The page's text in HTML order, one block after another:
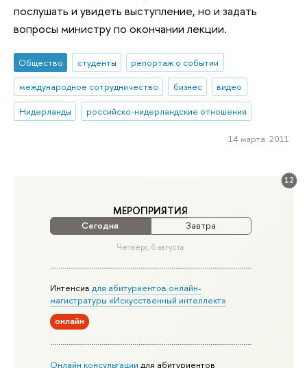
12
МЕРОПРИЯТИЯ
Сегодня Завтра
Четверг, 6 августа
Интенсивдля абитуриентов онлайн-
магистратуры «Искусственный интеллект»
онлайн
Онлайн консультации для абитуриентов
послушать и увидеть выступление, но и задать
вопросы министру по окончании лекции.
Общество студенты
репортаж о событии
международное сотрудничество
бизнес
видео
Нидерланды
российско-нидерландские отношения
14 марта 2011